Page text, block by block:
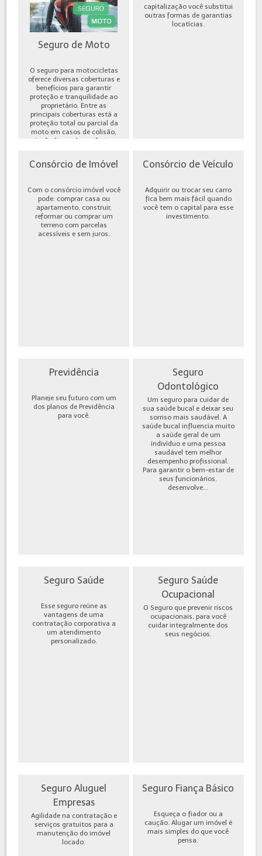
Seguro de Moto
O seguro para motocicletas
oferece diversas coberturas e
benefícios para garantir
proteção e tranquilidade ao
proprietário. Entre as
principais coberturas está a
proteção total ou parcial da
moto em casos de colisão,
incêndio, roubo ou furto,
capitalização você substitui
outras formas de garantias
locatícias.
Consórcio de Imóvel
Com o consórcio imóvel você
pode: comprar casa ou
apartamento, construir,
reformar ou comprar um
terreno com parcelas
acessíveis e sem juros.
Consórcio de Veículo
Adquirir ou trocar seu carro
fica bem mais fácil quando
você tem o capital para esse
investimento.
Previdência
Planeje seu futuro com um
dos planos de Previdência
para você.
Seguro
Odontológico
Um seguro para cuidar de
sua saúde bucal e deixar seu
sorriso mais saudável. A
saúde bucal influencia muito
a saúde geral de um
indivíduo e uma pessoa
saudável tem melhor
desempenho profissional.
Para garantir o bem-estar de
seus funcionários,
desenvolve...
Seguro Saúde
Esse seguro reúne as
vantagens de uma
contratação corporativa a
um atendimento
personalizado.
Seguro Saúde
Ocupacional
O Seguro que prevenir riscos
ocupacionais, para você
cuidar integralmente dos
seus negócios.
Seguro Aluguel
Empresas
Agilidade na contratação e
serviços gratuitos para a
manutenção do imóvel
locado.
Seguro Fiança Básico
Esqueça o fiador ou a
caução. Alugar um imóvel é
mais simples do que você
pensa.